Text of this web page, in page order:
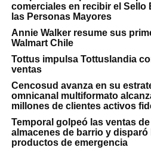
comerciales en recibir el Sello
las Personas Mayores
Annie Walker resume sus
Walmart Chile
Tottus impulsa Tottuslandia
ventas
Cencosud avanza en su
omnicanal multiformato
millones de clientes activos
Temporal golpeó las ventas
almacenes de barrio y disparó
productos de emergencia